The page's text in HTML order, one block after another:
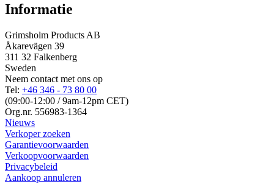
Informatie
Grimsholm Products AB
Åkarevägen 39
311 32 Falkenberg
Sweden
Neem contact met ons op
Tel: +46 346 - 73 80 00
(09:00-12:00 / 9am-12pm CET)
Org.nr. 556983-1364
Nieuws
Verkoper zoeken
Garantievoorwaarden
Verkoopvoorwaarden
Privacybeleid
Aankoop annuleren